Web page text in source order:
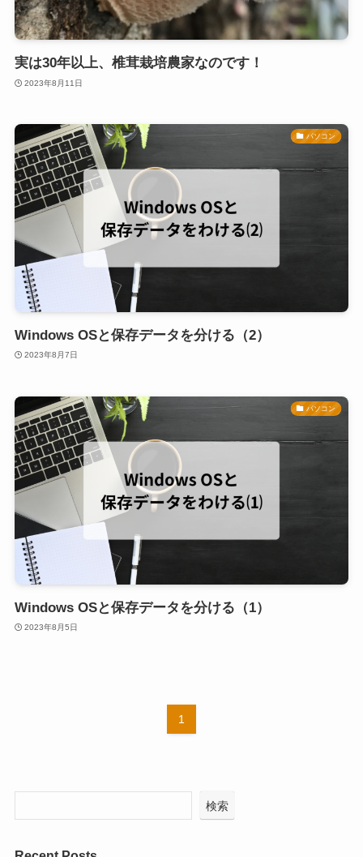
実は30年以上、椎茸栽培農家なのです！
2023年8月11日
パソコン
Windows OSと保存データを分ける（2）
2023年8月7日
パソコン
Windows OSと保存データを分ける（1）
2023年8月5日
1
検索